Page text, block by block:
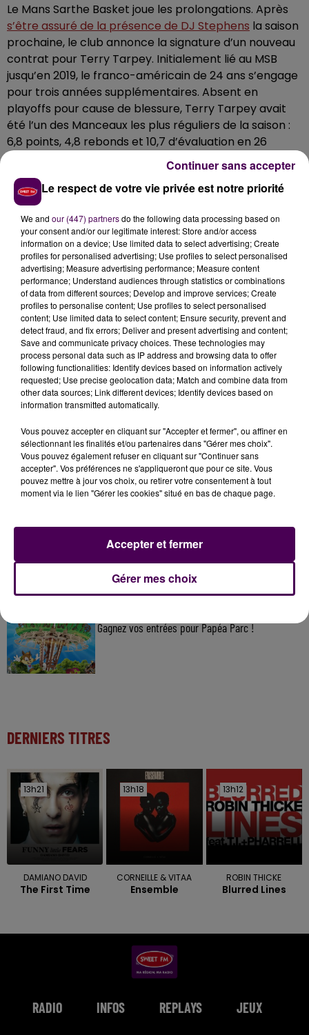
Le Mans Sarthe Basket joue les prolongations. Après
s’être assuré de la présence de DJ Stephens la saison
prochaine, le club annonce la signature d’un nouveau
contrat pour Terry Tarpey. Initialement lié au MSB
jusqu’en 2019, le franco-américain de 24 ans s’engage
pour trois années supplémentaires. Absent en
playoffs pour cause de blessure, Terry Tarpey avait
été l’un des Manceaux les plus réguliers de la saison :
6,8 points, 4,8 rebonds et 10,7 d’évaluation en 26
�S�️ Officiel
@Taarpey
prolonge son contrat de 3
ans et sera avec nous jusqu'en
2⒣0⒣2⒣2⒣#GoMSB�a�️�xÈ
pic.twitter.com/at6BaqYpqN
— MSB_Officiel (@MSB_Officiel)18 juillet 2018
À LA UNE
7 août 2026
Gagnez vos pass pour le V and B Fest' 2026 !
11 juillet 2026
Inscrivez-vous au casting The Voice & The Voice
Kids !
Gagnez vos entrées pour Papéa Parc !
DERNIERS TITRES
13h21
13h21
DAMIANO DAVID
The First Time
13h18
13h18
CORNEILLE & VITAA
Ensemble
13h12
13h12
ROBIN THICKE
Blurred Lines
RADIO INFOS REPLAYS JEUX
Le respect de votre vie privée est notre priorité
We and our (447) partnersdo the following data processing based on
your consent and/or our legitimate interest: Store and/or access
information on a device; Use limited data to select advertising; Create
profiles for personalised advertising; Use profiles to select personalised
advertising; Measure advertising performance; Measure content
performance; Understand audiences through statistics or combinations
of data from different sources; Develop and improve services; Create
profiles to personalise content; Use profiles to select personalised
content; Use limited data to select content; Ensure security, prevent and
detect fraud, and fix errors; Deliver and present advertising and content;
Save and communicate privacy choices. These technologies may
process personal data such as IP address and browsing data to offer
following functionalities: Identify devices based on information actively
requested; Use precise geolocation data; Match and combine data from
other data sources; Link different devices; Identify devices based on
information transmitted automatically.
Vous pouvez accepter en cliquant sur "Accepter et fermer", ou affiner en
sélectionnant les finalités et/ou partenaires dans "Gérer mes choix".
Vous pouvez également refuser en cliquant sur "Continuer sans
accepter". Vos préférences ne s'appliqueront que pour ce site. Vous
pouvez mettre à jour vos choix, ou retirer votre consentement à tout
moment via le lien "Gérer les cookies" situé en bas de chaque page.
Gérer mes choix
Accepter et fermer
Continuer sans accepter